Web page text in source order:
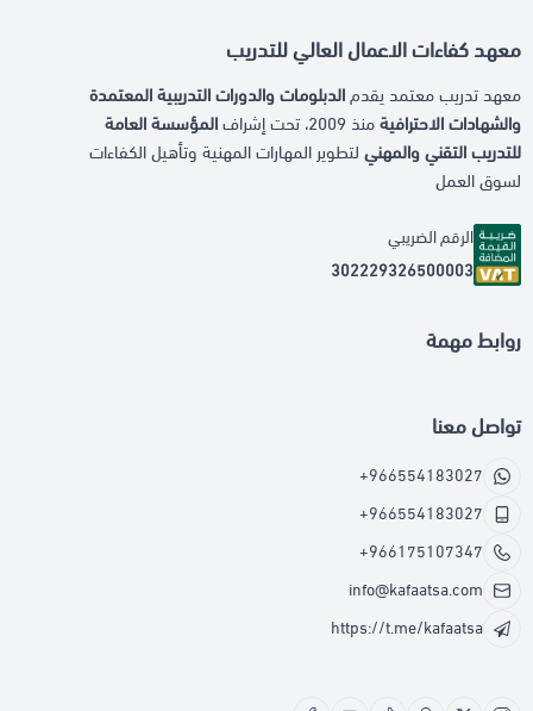
معهد كفاءات الاعمال العالي للتدريب
معهد تدريب معتمد يقدمالدبلومات والدورات التدريبية المعتمدة
والشهادات الاحترافيةمنذ 2009، تحت إشراف
المؤسسة العامة
للتدريب التقني والمهني لتطوير المهارات المهنية وتأهيل الكفاءات
لسوق العمل
الرقم الضريبي
302229326500003
روابط مهمة
تواصل معنا
+966554183027
+966554183027
+966175107347
info@kafaatsa.com
https://t.me/kafaatsa